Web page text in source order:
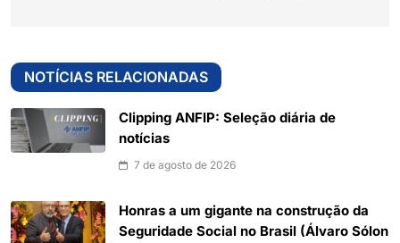
NOTÍCIAS RELACIONADAS
Clipping ANFIP: Seleção diária de
notícias
7 de agosto de 2026
Honras a um gigante na construção da
Seguridade Social no Brasil (Álvaro Sólon